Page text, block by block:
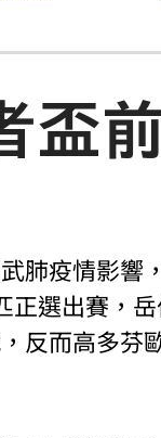
盃
肺疫情影響
正選出賽，
反而高多芬